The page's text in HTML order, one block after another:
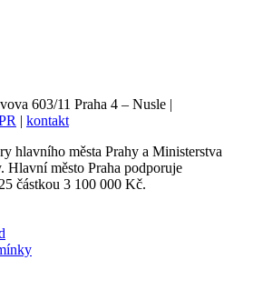
603/11 Praha 4 – Nusle |
| kontakt
hlavního města Prahy a Ministerstva
Hlavní město Praha podporuje
částkou 3 100 000 Kč.